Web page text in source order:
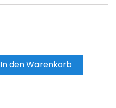
In den Warenkorb